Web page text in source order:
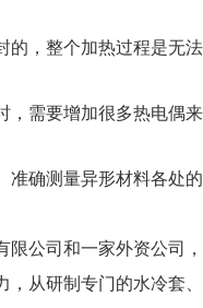
，整个加热过程是无法
需要增加很多热电偶来
准确测量异形材料各处
限公司和一家外资公司
，从研制专门的水冷套